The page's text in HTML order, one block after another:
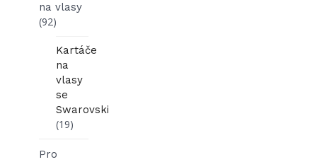
na vlasy
(92)
Kartáče
na
vlasy
se
Swarovski
(19)
Pro